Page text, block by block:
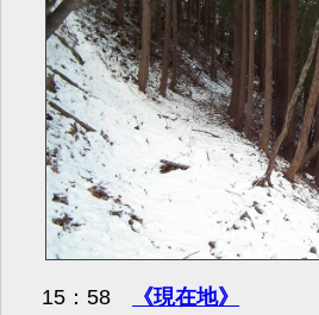
15：58 《現在地》